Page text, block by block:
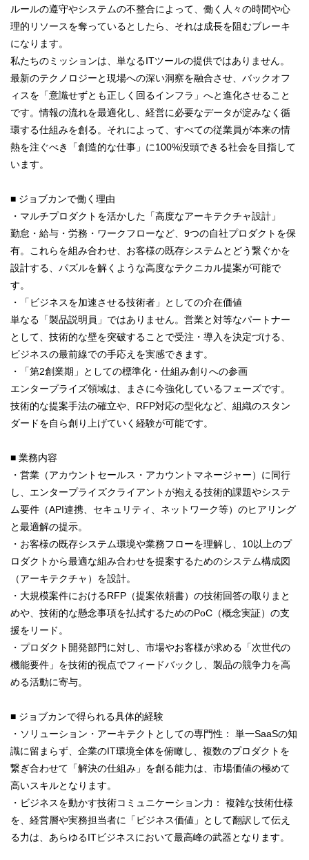
ルールの遵守やシステムの不整合によって、働く人々の時間や心
理的リソースを奪っているとしたら、それは成長を阻むブレーキ
になります。
私たちのミッションは、単なるITツールの提供ではありません。
最新のテクノロジーと現場への深い洞察を融合させ、バックオフ
ィスを「意識せずとも正しく回るインフラ」へと進化させること
です。情報の流れを最適化し、経営に必要なデータが淀みなく循
環する仕組みを創る。それによって、すべての従業員が本来の情
熱を注ぐべき「創造的な仕事」に100%没頭できる社会を目指して
います。
■ ジョブカンで働く理由
・マルチプロダクトを活かした「高度なアーキテクチャ設計」
勤怠・給与・労務・ワークフローなど、9つの自社プロダクトを保
有。これらを組み合わせ、お客様の既存システムとどう繋ぐかを
設計する、パズルを解くような高度なテクニカル提案が可能で
す。
・「ビジネスを加速させる技術者」としての介在価値
単なる「製品説明員」ではありません。営業と対等なパートナー
として、技術的な壁を突破することで受注・導入を決定づける、
ビジネスの最前線での手応えを実感できます。
・「第2創業期」としての標準化・仕組み創りへの参画
エンタープライズ領域は、まさに今強化しているフェーズです。
技術的な提案手法の確立や、RFP対応の型化など、組織のスタン
ダードを自ら創り上げていく経験が可能です。
■ 業務内容
・営業（アカウントセールス・アカウントマネージャー）に同行
し、エンタープライズクライアントが抱える技術的課題やシステ
ム要件（API連携、セキュリティ、ネットワーク等）のヒアリング
と最適解の提示。
・お客様の既存システム環境や業務フローを理解し、10以上のプ
ロダクトから最適な組み合わせを提案するためのシステム構成図
（アーキテクチャ）を設計。
・大規模案件におけるRFP（提案依頼書）の技術回答の取りまと
めや、技術的な懸念事項を払拭するためのPoC（概念実証）の支
援をリード。
・プロダクト開発部門に対し、市場やお客様が求める「次世代の
機能要件」を技術的視点でフィードバックし、製品の競争力を高
める活動に寄与。
■ ジョブカンで得られる具体的経験
・ソリューション・アーキテクトとしての専門性： 単一SaaSの知
識に留まらず、企業のIT環境全体を俯瞰し、複数のプロダクトを
繋ぎ合わせて「解決の仕組み」を創る能力は、市場価値の極めて
高いスキルとなります。
・ビジネスを動かす技術コミュニケーション力： 複雑な技術仕様
を、経営層や実務担当者に「ビジネス価値」として翻訳して伝え
る力は、あらゆるITビジネスにおいて最高峰の武器となります。